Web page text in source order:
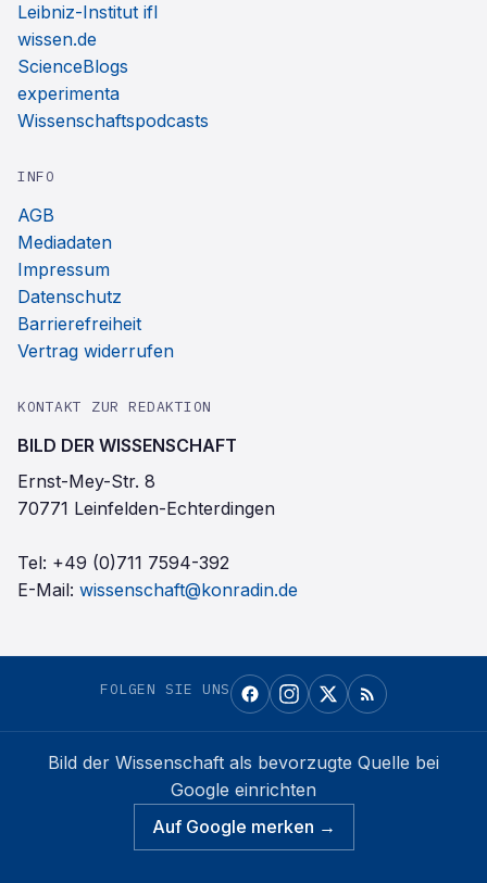
Leibniz-Institut ifl
wissen.de
ScienceBlogs
experimenta
Wissenschaftspodcasts
INFO
AGB
Mediadaten
Impressum
Datenschutz
Barrierefreiheit
Vertrag widerrufen
KONTAKT ZUR REDAKTION
BILD DER WISSENSCHAFT
Ernst-Mey-Str. 8
70771 Leinfelden-Echterdingen
Tel: +49 (0)711 7594-392
E-Mail: wissenschaft@konradin.de
FOLGEN SIE UNS
Bild der Wissenschaft als bevorzugte Quelle bei
Google einrichten
Auf Google merken →